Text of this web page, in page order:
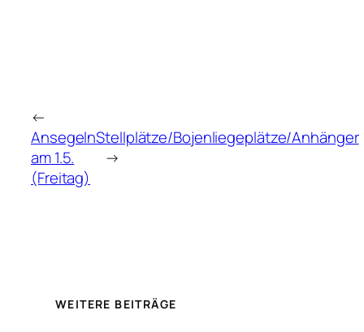
←
Ansegeln
am 1.5.
(Freitag)
Stellplätze/Bojenliegeplätze/Anhänger
→
WEITERE BEITRÄGE